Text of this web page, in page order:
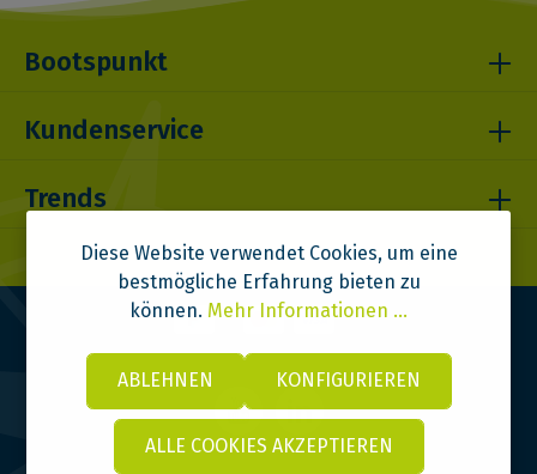
Bootspunkt
Kundenservice
Trends
Diese Website verwendet Cookies, um eine
bestmögliche Erfahrung bieten zu
können. Mehr Informationen ...
ABLEHNEN KONFIGURIEREN
ALLE COOKIES AKZEPTIEREN